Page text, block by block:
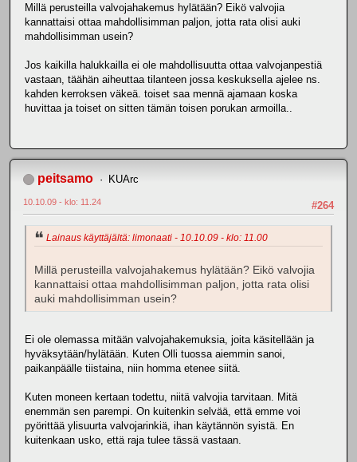
Millä perusteilla valvojahakemus hylätään? Eikö valvojia
kannattaisi ottaa mahdollisimman paljon, jotta rata olisi auki
mahdollisimman usein?
Jos kaikilla halukkailla ei ole mahdollisuutta ottaa valvojanpestiä
vastaan, täähän aiheuttaa tilanteen jossa keskuksella ajelee ns.
kahden kerroksen väkeä. toiset saa mennä ajamaan koska
huvittaa ja toiset on sitten tämän toisen porukan armoilla..
peitsamo KUArc
#264
10.10.09 - klo: 11.24
Lainaus käyttäjältä: limonaati - 10.10.09 - klo: 11.00
Millä perusteilla valvojahakemus hylätään? Eikö valvojia
kannattaisi ottaa mahdollisimman paljon, jotta rata olisi
auki mahdollisimman usein?
Ei ole olemassa mitään valvojahakemuksia, joita käsitellään ja
hyväksytään/hylätään. Kuten Olli tuossa aiemmin sanoi,
paikanpäälle tiistaina, niin homma etenee siitä.
Kuten moneen kertaan todettu, niitä valvojia tarvitaan. Mitä
enemmän sen parempi. On kuitenkin selvää, että emme voi
pyörittää ylisuurta valvojarinkiä, ihan käytännön syistä. En
kuitenkaan usko, että raja tulee tässä vastaan.